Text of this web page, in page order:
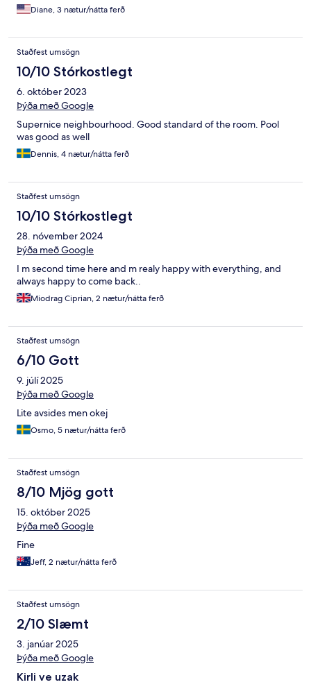
Diane, 3 nætur/nátta ferð
Staðfest umsögn
10/10 Stórkostlegt
6. október 2023
Þýða með Google
Supernice neighbourhood. Good standard of the room. Pool
was good as well
Dennis, 4 nætur/nátta ferð
Staðfest umsögn
10/10 Stórkostlegt
28. nóvember 2024
Þýða með Google
I m second time here and m realy happy with everything, and
always happy to come back..
Miodrag Ciprian, 2 nætur/nátta ferð
Staðfest umsögn
6/10 Gott
9. júlí 2025
Þýða með Google
Lite avsides men okej
Osmo, 5 nætur/nátta ferð
Staðfest umsögn
8/10 Mjög gott
15. október 2025
Þýða með Google
Fine
Jeff, 2 nætur/nátta ferð
Staðfest umsögn
2/10 Slæmt
3. janúar 2025
Þýða með Google
Kirli ve uzak